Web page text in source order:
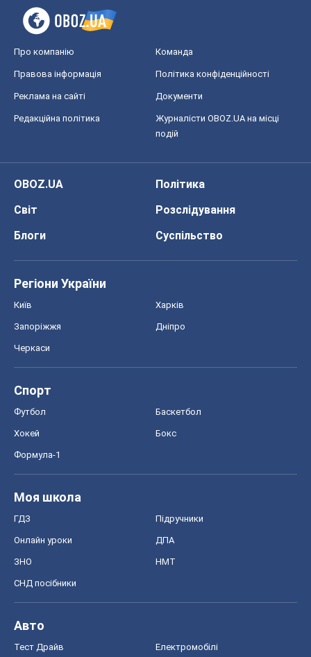
Про компанію Команда
Правова інформація Політика конфіденційності
Реклама на сайті Документи
Редакційна політика
Журналісти OBOZ.UA на місці
подій
OBOZ.UA
Політика
Світ
Розслідування
Блоги
Суспільство
Регіони України
Київ Харків
Запоріжжя Дніпро
Черкаси
Спорт
Футбол Баскетбол
Хокей Бокс
Формула-1
Моя школа
ГДЗ Підручники
Онлайн уроки ДПА
ЗНО НМТ
СНД посібники
Авто
Тест Драйв Електромобілі